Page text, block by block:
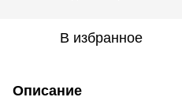
В избранное
Описание